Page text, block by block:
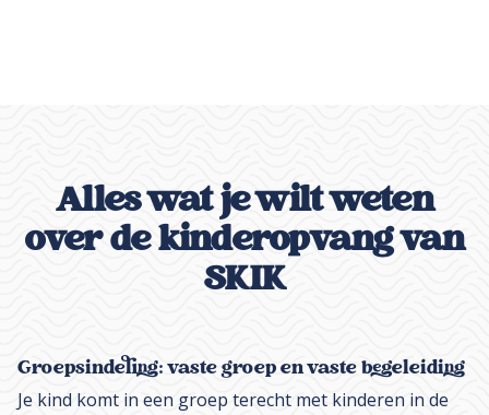
Alles wat je wilt weten
over de kinderopvang van
SKIK
Groepsindeling: vaste groep en vaste begeleiding
Je kind komt in een groep terecht met kinderen in de